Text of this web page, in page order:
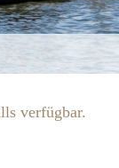
verfügbar.